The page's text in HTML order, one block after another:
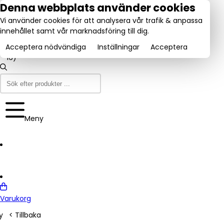
tel:
160840
(9-12
& 13-
16)
Trustpilot
Utmärkt:
4.6/5
Meny
Varukorg
< Tillbaka
Denna webbplats använder cookies
Vi använder cookies för att analysera vår trafik & anpassa
innehållet samt vår marknadsföring till dig.
Acceptera nödvändiga
Inställningar Acceptera